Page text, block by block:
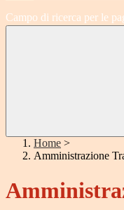
Campo di ricerca per le
Home >
Amministrazione